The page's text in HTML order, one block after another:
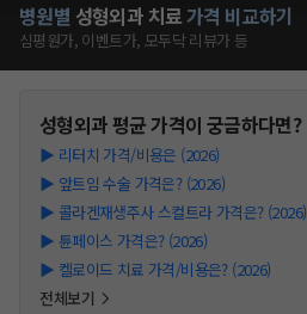
병원별 성형외과 치료가격 비교하기
심평원가, 이벤트가, 모두닥 리뷰가 등
성형외과평균 가격이 궁금하다면?
▶ 리터치 가격/비용은 (2026)
▶ 앞트임 수술 가격은? (2026)
▶ 콜라겐재생주사 스컬트라 가격은? (2026)
▶ 튠페이스 가격은? (2026)
▶ 켈로이드 치료 가격/비용은? (2026)
전체보기